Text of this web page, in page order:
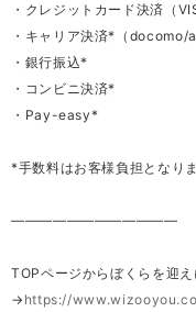
・クレジットカード決済（
・キャリア決済*（
・銀行振込*
・コンビニ決済*
・Pay-easy*
*手数料はお客様負担となり
————————————
TOPページからぼくらを迎
→ https://